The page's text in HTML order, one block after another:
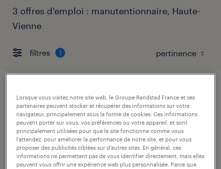
3 offres d'emploi : manutentionnaire, Haute-
Vienne
filtres 1
manutentionnaire (f/h)
nexon, haute-vienne
intérim
12,31 € par heure
Lorsque vous visitez notre site web, le Groupe Randstad France et ses
partenaires peuvent stocker et récupérer des informations sur votre
navigateur, principalement sous la forme de cookies. Ces informations
peuvent porter sur vous, vos préférences ou votre appareil, et sont
principalement utilisées pour que le site fonctionne comme vous
l’attendez, pour améliorer la performance de notre site, et pour vous
proposer des publicités ciblées sur d’autres sites. En général, ces
informations ne permettent pas de vous identifier directement, mais elles
peuvent vous offrir une expérience web plus personnalisée. Parce que